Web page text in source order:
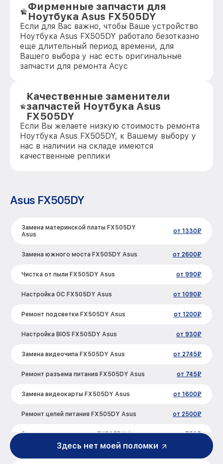
Фирменные запчасти для
Ноутбука Asus FX505DY
Если для Вас важно, чтобы Ваше устройство
Ноутбука Asus FX505DY работало безотказно
еще длительный период времени, для
Вашего выбора у нас есть оригинальные
запчасти для ремонта Асус
Качественные заменители
запчастей Ноутбука Asus
FX505DY
Если Вы желаете низкую стоимость ремонта
Ноутбука Asus FX505DY, к Вашему выбору у
нас в наличии на складе имеются
качественные реплики
Asus FX505DY
Замена материнской платы FX505DY
Asus
от 1330₽
Замена южного моста FX505DY Asus от 2600₽
Чистка от пыли FX505DY Asus от 990₽
Настройка ОС FX505DY Asus от 1090₽
Ремонт подсветки FX505DY Asus от 1200₽
Настройка BIOS FX505DY Asus от 930₽
Замена видеочипа FX505DY Asus от 2745₽
Ремонт разъема питания FX505DY Asus от 745₽
Замена видеокарты FX505DY Asus от 1600₽
Ремонт цепей питания FX505DY Asus от 2500₽
Замена жесткого диска FX505DY Asus от 750₽
Здесь нет моей поломки